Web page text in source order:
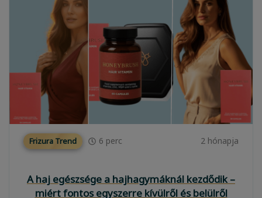
Frizura Trend 6 perc 2 hónapja
A haj egészsége a hajhagymáknál kezdődik –
miért fontos egyszerre kívülről és belülről